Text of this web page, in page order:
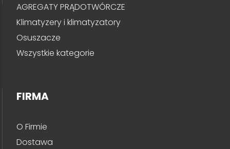
AGREGATY PRĄDOTWÓRCZE
Klimatyzery i klimatyzatory
Osuszacze
Wszystkie kategorie
FIRMA
O Firmie
Dostawa